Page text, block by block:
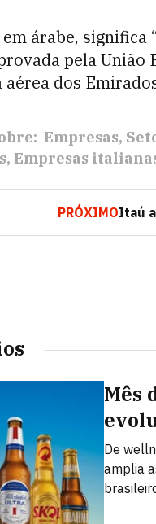
árabe,
pela
dos
Empresas
Empresas
PRÓXIMOItaú
Mês
De
amplia